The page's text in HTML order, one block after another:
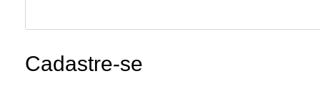
Cadastre-se